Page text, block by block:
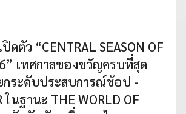
ดตัว “CENTRAL SEASON OF
เทศกาลของขวัญครบที่สุด
ระดับประสบการณ์ช้อป -
ในฐานะ THE WORLD OF